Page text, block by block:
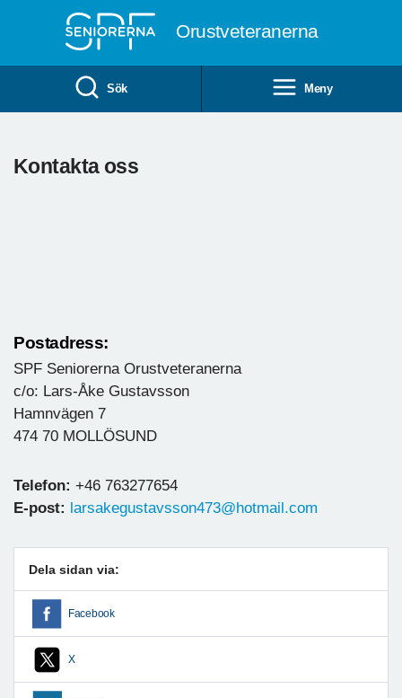
Orustveteranerna
Sök Meny
Kontakta oss
Postadress:
SPF Seniorerna Orustveteranerna
c/o: Lars-Åke Gustavsson
Hamnvägen 7
474 70 MOLLÖSUND
Telefon: +46 763277654
E-post: larsakegustavsson473@hotmail.com
Dela sidan via:
Facebook
X